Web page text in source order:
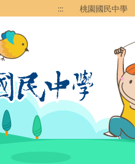
::: 桃園國民中學